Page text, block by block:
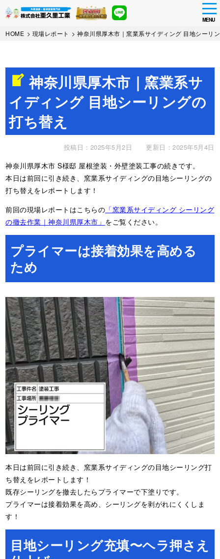
Skip
MENU
HOME > 現場レポート >神奈川県厚木市｜窯業系サイディング 目地シーリ
神奈川県厚木市｜窯業系サ
イディング 目地シーリングの
打ち替え
投稿日：2025年5月2日 更新日：2025年5月4日
神奈川県厚木市 S様邸 屋根塗装・外壁塗装工事の続きです。
本日は前回に引き続き、窯業系サイディングの目地シーリングの
打ち替えをレポートします！
前回の現場レポートはこちらの 「窯業系サイディング シーリング
の撤去作業｜神奈川県厚木市」 をご覧ください。
プライマーは接着効果を高める
ため
本日は前回に引き続き、窯業系サイディングの目地シーリング打
ち替えをレポートします！
既存シーリングを撤去したらプライマーで下塗りです。
プライマーは接着効果を高め、シーリングを剥がれにくくしま
す！
目地シーリング充填〜ヘラ押さえ